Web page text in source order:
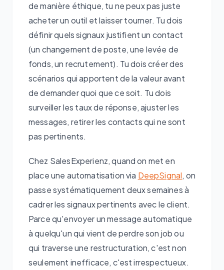
de manière éthique, tu ne peux pas juste
acheter un outil et laisser tourner. Tu dois
définir quels signaux justifient un contact
(un changement de poste, une levée de
fonds, un recrutement). Tu dois créer des
scénarios qui apportent de la valeur avant
de demander quoi que ce soit. Tu dois
surveiller les taux de réponse, ajuster les
messages, retirer les contacts qui ne sont
pas pertinents.
Chez SalesExperienz, quand on met en
place une automatisation via DeepSignal, on
passe systématiquement deux semaines à
cadrer les signaux pertinents avec le client.
Parce qu'envoyer un message automatique
à quelqu'un qui vient de perdre son job ou
qui traverse une restructuration, c'est non
seulement inefficace, c'est irrespectueux.